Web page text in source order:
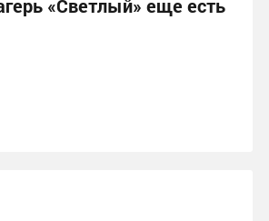
«Светлый» еще есть